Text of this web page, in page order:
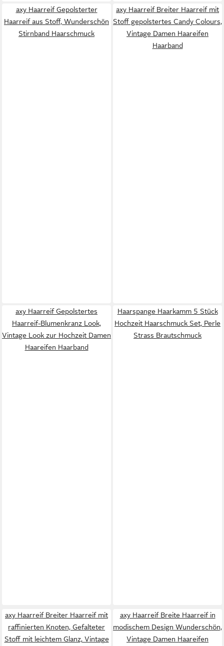
axy Haarreif Gepolsterter
Haarreif aus Stoff, Wunderschön
Stirnband Haarschmuck
axy Haarreif Breiter Haarreif mit
Stoff gepolstertes Candy Colours,
Vintage Damen Haareifen
Haarband
axy Haarreif Gepolstertes
Haarreif-Blumenkranz Look,
Vintage Look zur Hochzeit Damen
Haareifen Haarband
Haarspange Haarkamm 5 Stück
Hochzeit Haarschmuck Set, Perle
Strass Brautschmuck
axy Haarreif Breiter Haarreif mit
raffinierten Knoten, Gefalteter
Stoff mit leichtem Glanz, Vintage
axy Haarreif Breite Haarreif in
modischem Design Wunderschön,
Vintage Damen Haareifen